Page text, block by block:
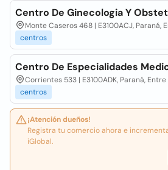
Centro De Ginecologia Y
Monte Caseros 468 | E3100ACJ, Paraná,
centros
Centro De Especialidades
Corrientes 533 | E3100ADK, Paraná, Entre
centros
¡Atención dueños!
Registra tu comercio ahora e
iGlobal.